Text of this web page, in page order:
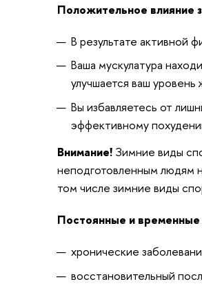
Положительное влияние
В результате активной
Ваша мускулатура
улучшается ваш
Вы избавляетесь от
эффективному
Внимание! Зимние виды
неподготовленным людям
том числе зимние виды
Постоянные и временные
хронические
восстановительный